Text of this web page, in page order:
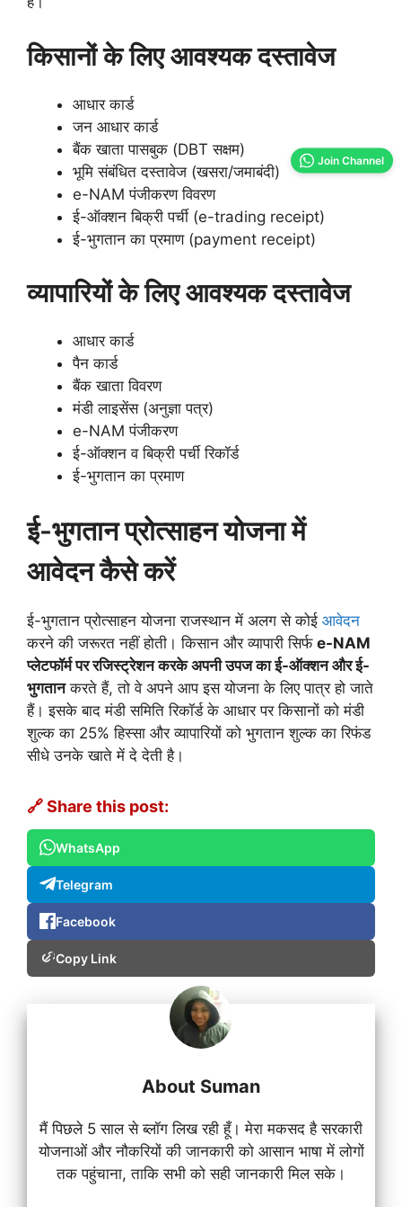
किसानों के लिए आवश्यक दस्तावेज
आधार कार्ड
जन आधार कार्ड
बैंक खाता पासबुक (DBT सक्षम)
भूमि संबंधित दस्तावेज (खसरा/जमाबंदी)
e-NAM पंजीकरण विवरण
ई-ऑक्शन बिक्री पर्ची (e-trading receipt)
ई-भुगतान का प्रमाण (payment receipt)
व्यापारियों के लिए आवश्यक दस्तावेज
आधार कार्ड
पैन कार्ड
बैंक खाता विवरण
मंडी लाइसेंस (अनुज्ञा पत्र)
e-NAM पंजीकरण
ई-ऑक्शन व बिक्री पर्ची रिकॉर्ड
ई-भुगतान का प्रमाण
ई-भुगतान प्रोत्साहन योजना में
आवेदन कैसे करें
ई-भुगतान प्रोत्साहन योजना राजस्थान में अलग से कोई आवेदन
करने की जरूरत नहीं होती। किसान और व्यापारी सिर्फ e-NAM
प्लेटफॉर्म पर रजिस्ट्रेशन करके अपनी उपज का ई-ऑक्शन और ई-
भुगतानकरते हैं, तो वे अपने आप इस योजना के लिए पात्र हो जाते
हैं। इसके बाद मंडी समिति रिकॉर्ड के आधार पर किसानों को मंडी
शुल्क का 25% हिस्सा और व्यापारियों को भुगतान शुल्क का रिफंड
सीधे उनके खाते में दे देती है।
🔗 Share this post:
WhatsApp
Telegram
Facebook
Copy Link
About Suman
मैं पिछले 5 साल से ब्लॉग लिख रही हूँ। मेरा मकसद है सरकारी
योजनाओं और नौकरियों की जानकारी को आसान भाषा में लोगों
तक पहुंचाना, ताकि सभी को सही जानकारी मिल सके।
Join Channel